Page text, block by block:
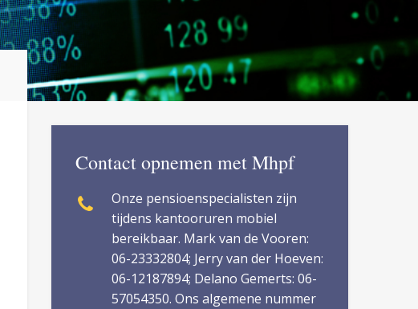
Contact opnemen met Mhpf
Onze pensioenspecialisten zijn
tijdens kantooruren mobiel
bereikbaar. Mark van de Vooren:
06-23332804; Jerry van der Hoeven:
06-12187894; Delano Gemerts: 06-
57054350. Ons algemene nummer